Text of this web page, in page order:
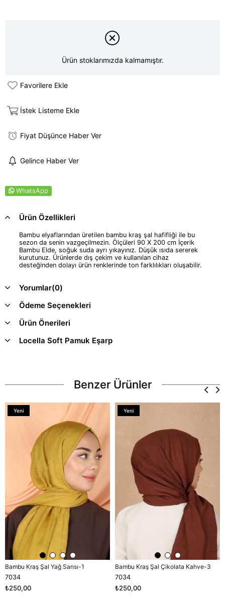
Ürün stoklarımızda kalmamıştır.
Favorilere Ekle
İstek Listeme Ekle
Fiyat Düşünce Haber Ver
Gelince Haber Ver
WhatsApp
Ürün Özellikleri
Bambu elyaflarından üretilen bambu kraş şal hafifliği ile bu
sezon da senin vazgeçilmezin. Ölçüleri 90 X 200 cm İçerik
Bambu Elde, soğuk suda ayrı yıkayınız. Düşük ısıda sererek
kurutunuz. Ürünlerde dış çekim ve kullanılan cihaz
desteğinden dolayı ürün renklerinde ton farklılıkları oluşabilir.
Yorumlar(0)
Ödeme Seçenekleri
Ürün Önerileri
Locella Soft Pamuk Eşarp
Benzer Ürünler
Bambu Kraş Şal Yağ Sarısı-1
7034
₺250,00
Yeni
Bambu Kraş Şal Çikolata Kahve-3
7034
₺250,00
Yeni